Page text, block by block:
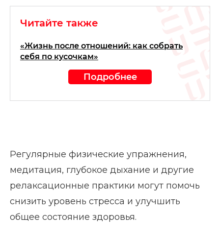
Читайте также
«Жизнь после отношений: как собрать
себя по кусочкам»
Подробнее
Регулярные физические упражнения,
медитация, глубокое дыхание и другие
релаксационные практики могут помочь
снизить уровень стресса и улучшить
общее состояние здоровья.